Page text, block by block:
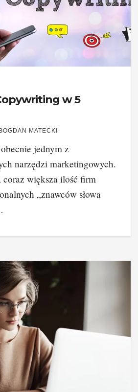
w 5
BOGDAN MATECKI
jednym z
narzędzi marketingowych.
coraz większa ilość firm
„znawców słowa